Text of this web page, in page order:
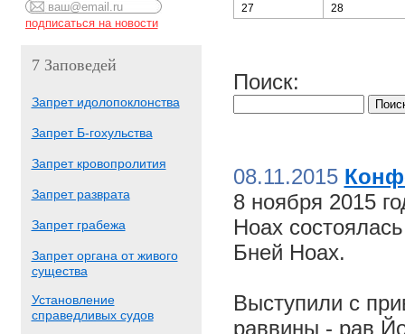
7 Заповедей
Запрет идолопоклонства
Запрет Б-гохульства
Запрет кровопролития
Запрет разврата
Запрет грабежа
Запрет органа от живого
существа
Установление
справедливых судов
27
28
Поиск:
08.11.2015
8 ноября 2015
Ноах
Бней Ноах.
Выступили с
раввины - рав